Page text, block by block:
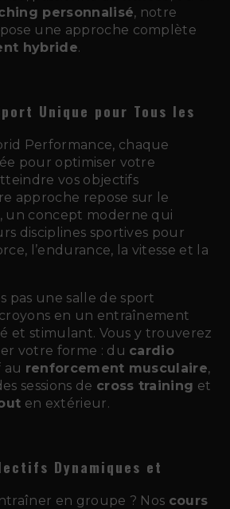
personnalisé, notre
une approche complète
hybride.
Unique pour Tous les
Performance, chaque
pour optimiser votre
vos objectifs
approche repose sur le
, un concept moderne qui
disciplines sportives pour
l’endurance, la vitesse et la
pas une salle de sport
en un entraînement
et stimulant. Vous y trouverez
votre forme : du cardio
au renforcement musculaire,
sessions de cross training et
en extérieur.
Dynamiques et
en groupe ? Nos cours